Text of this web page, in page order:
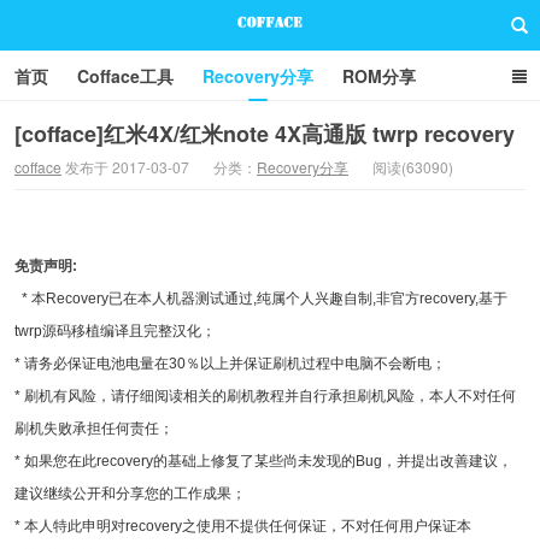
首页 Cofface工具 Recovery分享 ROM分享
技术分享 联系方式
[cofface]红米4X/红米note 4X高通版 twrp recovery
cofface 发布于 2017-03-07 分类： Recovery分享 阅读(63090)
免责声明:
* 本Recovery已在本人机器测试通过,纯属个人兴趣自制,非官方recovery,基于
twrp源码移植编译且完整汉化；
* 请务必保证电池电量在30％以上并保证刷机过程中电脑不会断电；
* 刷机有风险，请仔细阅读相关的刷机教程并自行承担刷机风险，本人不对任何
刷机失败承担任何责任；
* 如果您在此recovery的基础上修复了某些尚未发现的Bug，并提出改善建议，
建议继续公开和分享您的工作成果；
* 本人特此申明对recovery之使用不提供任何保证，不对任何用户保证本